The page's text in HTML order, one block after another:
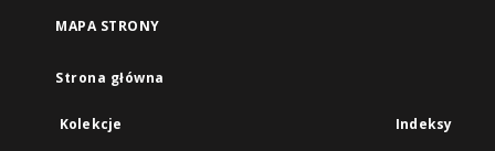
MAPA STRONY
Strona główna
Kolekcje Indeksy